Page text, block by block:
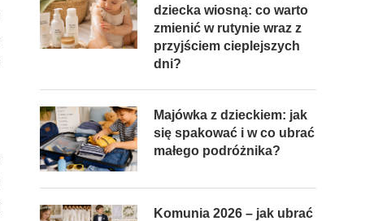
dziecka wiosną: co warto
zmienić w rutynie wraz z
przyjściem cieplejszych
dni?
Majówka z dzieckiem: jak
się spakować i w co ubrać
małego podróżnika?
Komunia 2026 – jak ubrać